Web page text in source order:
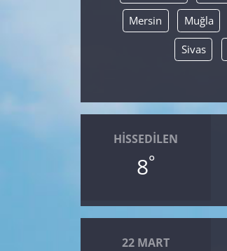
Mersin Muğla
Sivas
HISSEDILEN
8°
22 MART